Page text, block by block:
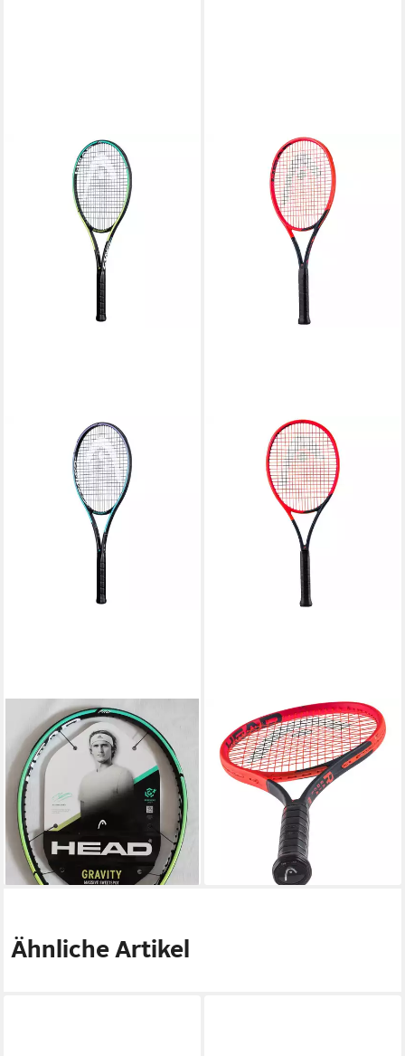
HEAD
Tennisschläger HEAD Gravity
PRO L2 Graphene 360+
Turnierschläger UVP: 270,00
€, (1-tlg)
168,90 € UVP 270,00 €
-37%
lieferbar - in 2-3 Werktagen bei dir
Tennisschläger HEAD Radical
MP 2023 Tennisschläger
unbesaitet Turnierschläger
UVP280,00 €
lieferbar - in 2-3 Werktagen bei dir
Ähnliche Artikel